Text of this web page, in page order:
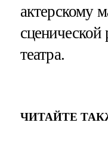
актерскому
сценической
театра.
ЧИТАЙТЕ